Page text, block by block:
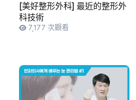
[美好整形外科] 最近的整形外
科技術
7,177 次觀看